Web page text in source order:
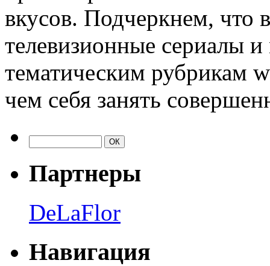
вкусов. Подчеркнем, что
телевизионные сериалы
тематическим рубрикам
чем себя занять
Партнеры
DeLaFlor
Навигация